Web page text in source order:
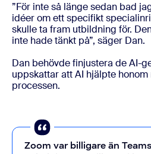
”För inte så länge sedan bad
idéer om ett specifikt
skulle ta fram utbildning för.
inte hade tänkt på”, säger Dan.
Dan behövde finjustera de AI-
uppskattar att AI hjälpte
processen.
Zoom var billigare än